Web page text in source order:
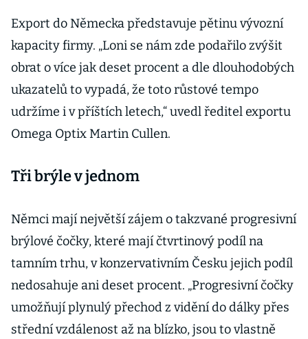
Export do Německa představuje pětinu vývozní
kapacity firmy. „Loni se nám zde podařilo zvýšit
obrat o více jak deset procent a dle dlouhodobých
ukazatelů to vypadá, že toto růstové tempo
udržíme i v příštích letech,“ uvedl ředitel exportu
Omega Optix Martin Cullen.
Tři brýle v jednom
Němci mají největší zájem o takzvané progresivní
brýlové čočky, které mají čtvrtinový podíl na
tamním trhu, v konzervativním Česku jejich podíl
nedosahuje ani deset procent. „Progresivní čočky
umožňují plynulý přechod z vidění do dálky přes
střední vzdálenost až na blízko, jsou to vlastně